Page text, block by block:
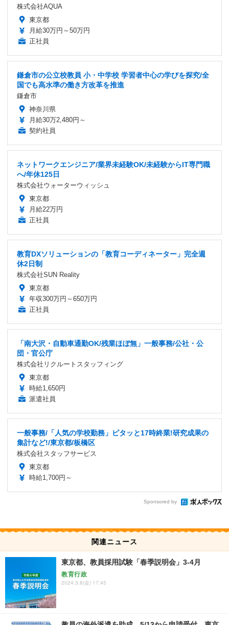
株式会社AQUA
東京都
月給30万円～50万円
正社員
鎌倉市の公立校教員 小・中学校 学習者中心の学びを探究/全
国でも高水準の働き方改革を推進
鎌倉市
神奈川県
月給30万2,480円～
契約社員
ネットワークエンジニア/業界未経験OK/未経験からIT専門職
へ/年休125日
株式会社ウォーターウィッシュ
東京都
月給22万円
正社員
教育DXソリューションの「教育コーディネーター」完全週
休2日制
株式会社SUN Reality
東京都
年収300万円～650万円
正社員
「南大沢・自動車通勤OK/残業ほぼ無」一般事務/公社・公
団・官公庁
株式会社リクルートスタッフィング
東京都
時給1,650円
派遣社員
一般事務/「人気の学校勤務」ピタッと17時終業!研究成果の
集計など!/東京都/板橋区
株式会社スタッフサービス
東京都
時給1,700円～
Sponsored by
関連ニュース
東京都、教員採用試験「春季説明会」3-4月
教育行政
2024.3.8(金) 17:45